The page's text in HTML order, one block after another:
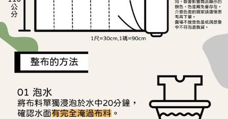
※ 交易是否成功請以「AFTEE先享後付 」之結帳頁面顯示為準，若有關於
是否繳費成功／繳費後需取消欲退款等相關疑問，請聯繫「AFTEE先享後付
客戶支援中心」 https://netprotections.freshdesk.com/support/home
【注意事項】
１．透過由恩沛科技股份有限公司提供之「AFTEE先享後付」服務完成之交
易，需依本服務之必要範圍內提供個人資料，並將交易相關給付款項請求債
權轉讓予恩沛科技股份有限公司。
https://aftee.tw/terms/#terms3
３．未成年的使用者請事先徵得法定代理人或監護人之同意方可使用
「AFTEE先享後付」，若未經同意申辦者引起之損失，本公司不負相關責
任。
離島宅配
每筆NT$240